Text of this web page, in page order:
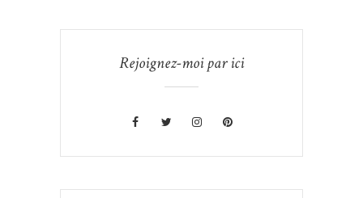
Rejoignez-moi par ici